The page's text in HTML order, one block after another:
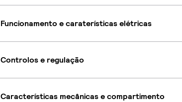
Funcionamento e caraterísticas elétricas
Controlos e regulação
Características mecânicas e compartimento